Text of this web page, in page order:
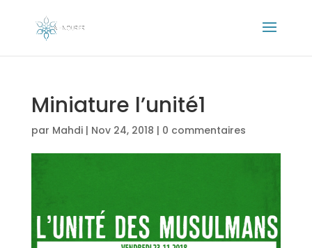
Miniature l’unité1
par Mahdi| Nov 24, 2018 | 0 commentaires